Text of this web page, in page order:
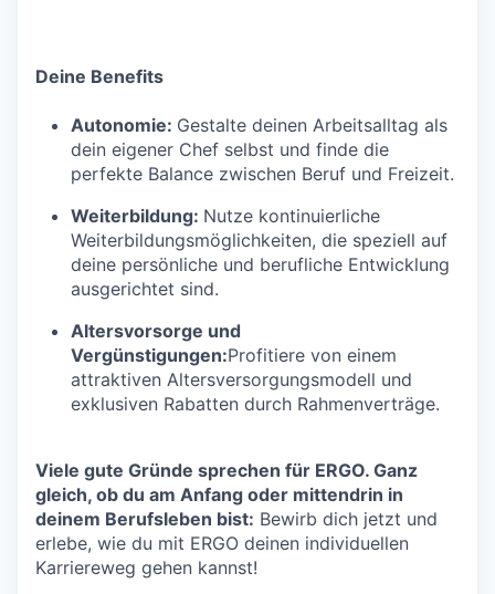
Deine Benefits
Autonomie: Gestalte deinen Arbeitsalltag als
dein eigener Chef selbst und finde die
perfekte Balance zwischen Beruf und Freizeit.
Weiterbildung: Nutze kontinuierliche
Weiterbildungsmöglichkeiten, die speziell auf
deine persönliche und berufliche Entwicklung
ausgerichtet sind.
Altersvorsorge und
Vergünstigungen:Profitiere von einem
attraktiven Altersversorgungsmodell und
exklusiven Rabatten durch Rahmenverträge.
Viele gute Gründe sprechen für ERGO. Ganz
gleich, ob du am Anfang oder mittendrin in
deinem Berufsleben bist: Bewirb dich jetzt und
erlebe, wie du mit ERGO deinen individuellen
Karriereweg gehen kannst!